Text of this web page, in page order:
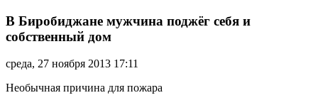
Биробиджане
мужчина
поджёг
и
дом
В Биробиджане мужчина поджёг себя и
собственный дом
среда, 27 ноября 2013 17:11
Необычная причина для пожара